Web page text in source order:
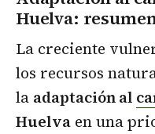
Huelva:
La creciente
los recursos
la adaptación al
Huelva en una